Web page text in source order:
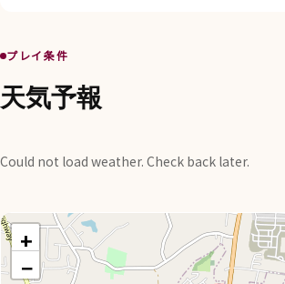
プレイ条件
天気予報
Could not load weather. Check back later.
+
−